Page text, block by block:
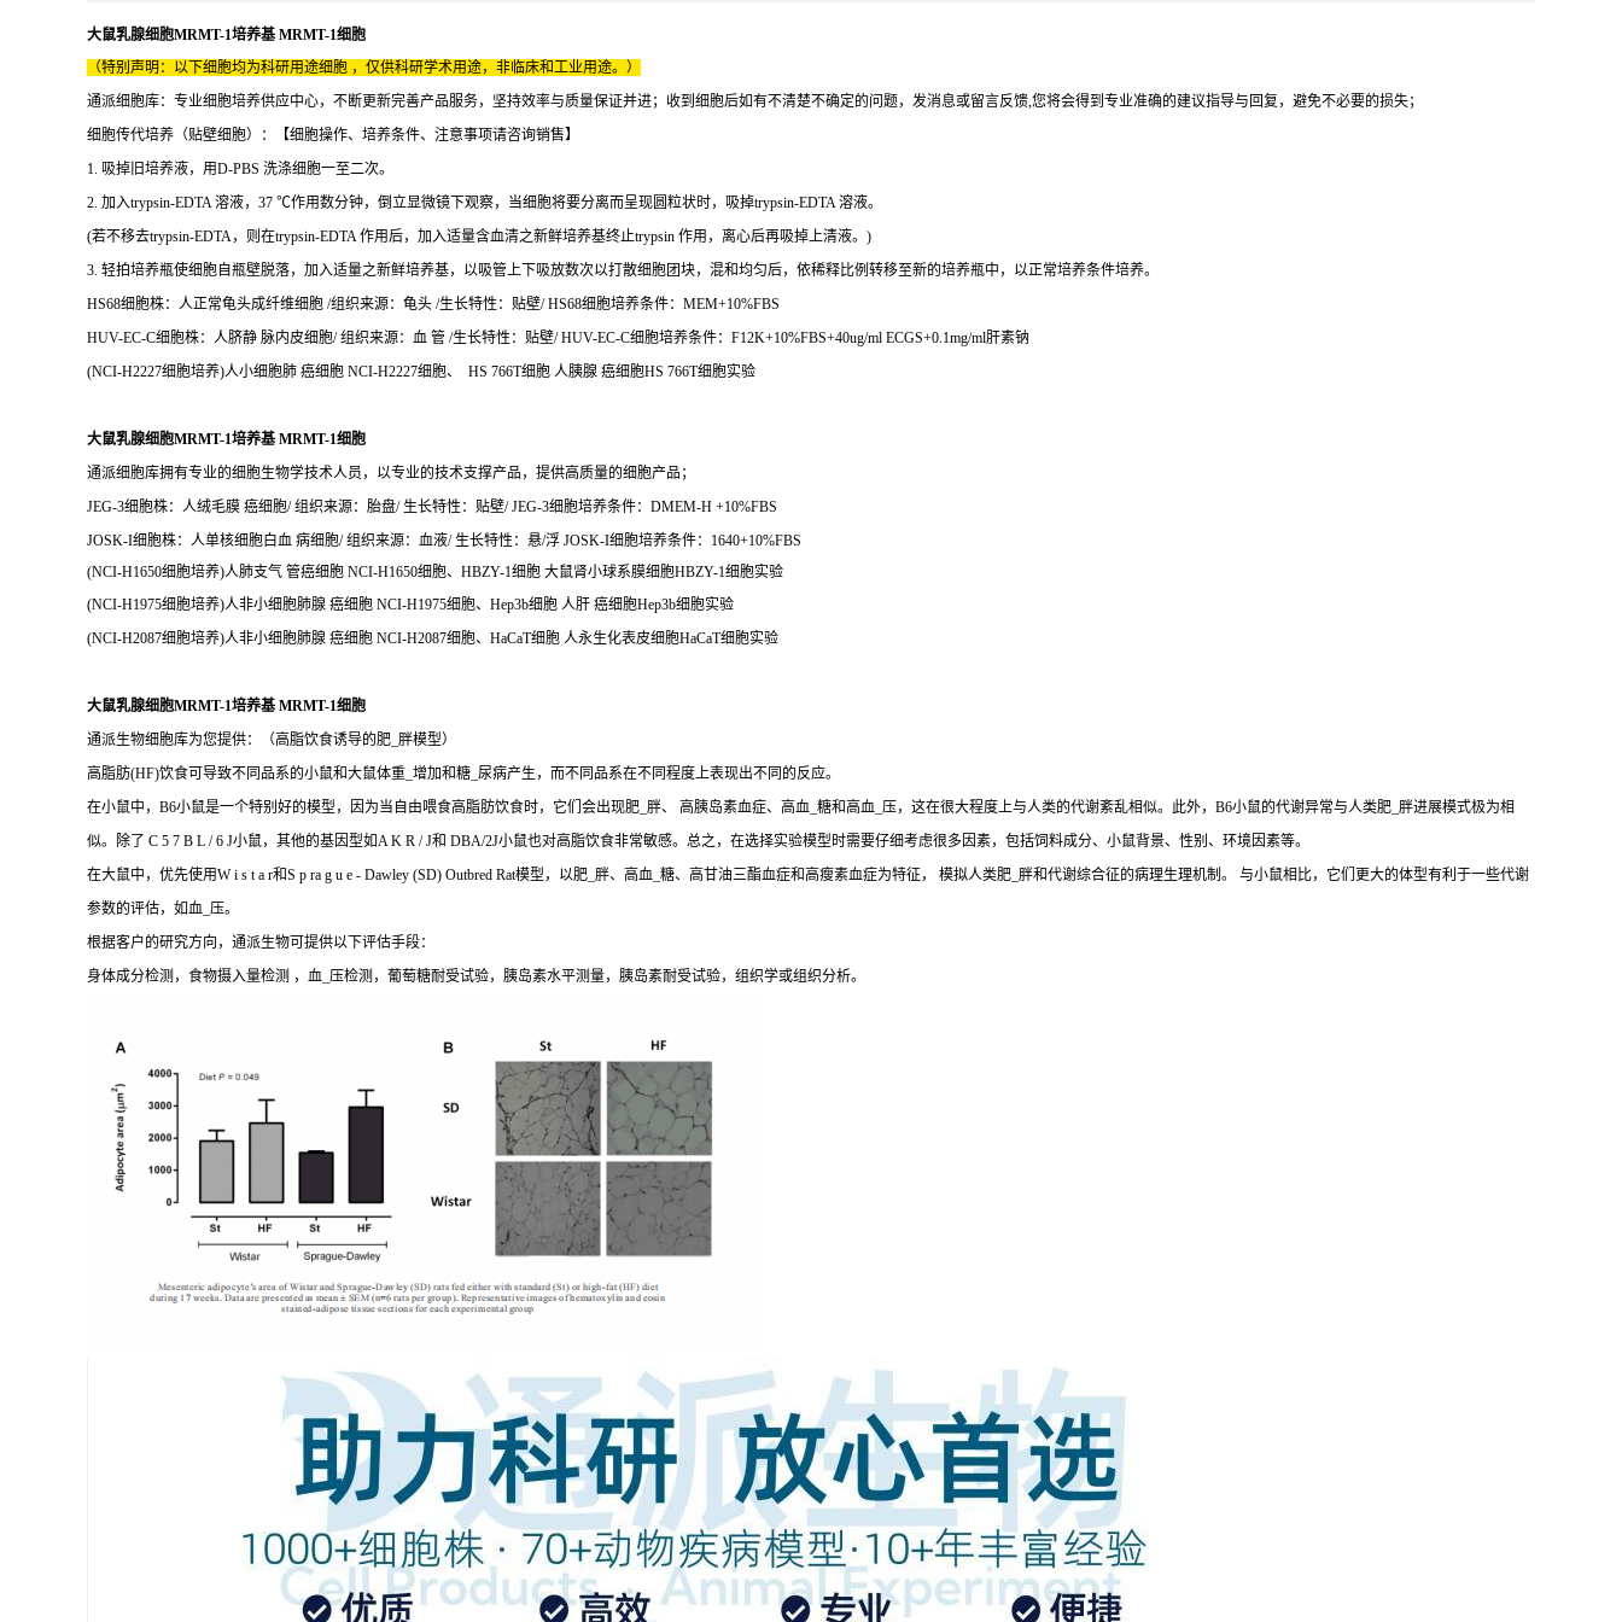
大鼠乳腺细胞MRMT-1培养基 MRMT-1细胞
（特别声明：以下细胞均为科研用途细胞 ，仅供科研学术用途，非临床和工业用途。）
通派细胞库：专业细胞培养供应中心，不断更新完善产品服务，坚持效率与质量保证并进；收到细胞后如有不清楚不确定的问题，发消息或留言反馈,您将会得到专业准确的建议指导与回复，避免不必要的损失；
细胞传代培养（贴壁细胞）：【细胞操作、培养条件、注意事项请咨询销售】
1. 吸掉旧培养液，用D-PBS 洗涤细胞一至二次。
2. 加入trypsin-EDTA 溶液，37 ℃作用数分钟，倒立显微镜下观察，当细胞将要分离而呈现圆粒状时，吸掉trypsin-EDTA 溶液。
(若不移去trypsin-EDTA，则在trypsin-EDTA 作用后，加入适量含血清之新鲜培养基终止trypsin 作用，离心后再吸掉上清液。)
3. 轻拍培养瓶使细胞自瓶壁脱落，加入适量之新鲜培养基，以吸管上下吸放数次以打散细胞团块，混和均匀后，依稀释比例转移至新的培养瓶中，以正常培养条件培养。
HS68细胞株：人正常龟头成纤维细胞 /组织来源：龟头 /生长特性：贴壁/ HS68细胞培养条件：MEM+10%FBS
HUV-EC-C细胞株：人脐静 脉内皮细胞/ 组织来源：血 管 /生长特性：贴壁/ HUV-EC-C细胞培养条件：F12K+10%FBS+40ug/ml ECGS+0.1mg/ml肝素钠
(NCI-H2227细胞培养)人小细胞肺 癌细胞 NCI-H2227细胞、 HS 766T细胞 人胰腺 癌细胞HS 766T细胞实验
大鼠乳腺细胞MRMT-1培养基 MRMT-1细胞
通派细胞库拥有专业的细胞生物学技术人员，以专业的技术支撑产品，提供高质量的细胞产品；
JEG-3细胞株：人绒毛膜 癌细胞/ 组织来源：胎盘/ 生长特性：贴壁/ JEG-3细胞培养条件：DMEM-H +10%FBS
JOSK-I细胞株：人单核细胞白血 病细胞/ 组织来源：血液/ 生长特性：悬/浮 JOSK-I细胞培养条件：1640+10%FBS
(NCI-H1650细胞培养)人肺支气 管癌细胞 NCI-H1650细胞、HBZY-1细胞 大鼠肾小球系膜细胞HBZY-1细胞实验
(NCI-H1975细胞培养)人非小细胞肺腺 癌细胞 NCI-H1975细胞、Hep3b细胞 人肝 癌细胞Hep3b细胞实验
(NCI-H2087细胞培养)人非小细胞肺腺 癌细胞 NCI-H2087细胞、HaCaT细胞 人永生化表皮细胞HaCaT细胞实验
大鼠乳腺细胞MRMT-1培养基 MRMT-1细胞
通派生物细胞库为您提供：（高脂饮食诱导的肥_胖模型）
高脂肪(HF)饮食可导致不同品系的小鼠和大鼠体重_增加和糖_尿病产生，而不同品系在不同程度上表现出不同的反应。
在小鼠中，B6小鼠是一个特别好的模型，因为当自由喂食高脂肪饮食时，它们会出现肥_胖、 高胰岛素血症、高血_糖和高血_压，这在很大程度上与人类的代谢紊乱相似。此外，B6小鼠的代谢异常与人类肥_胖进展模式极为相
似。除了 C 5 7 B L / 6 J小鼠，其他的基因型如A K R / J和 DBA/2J小鼠也对高脂饮食非常敏感。总之，在选择实验模型时需要仔细考虑很多因素，包括饲料成分、小鼠背景、性别、环境因素等。
在大鼠中，优先使用W i s t a r和S p ra g u e - Dawley (SD) Outbred Rat模型，以肥_胖、高血_糖、高甘油三酯血症和高瘦素血症为特征， 模拟人类肥_胖和代谢综合征的病理生理机制。 与小鼠相比，它们更大的体型有利于一些代谢
参数的评估，如血_压。
根据客户的研究方向，通派生物可提供以下评估手段：
身体成分检测，食物摄入量检测 ，血_压检测，葡萄糖耐受试验，胰岛素水平测量，胰岛素耐受试验，组织学或组织分析。